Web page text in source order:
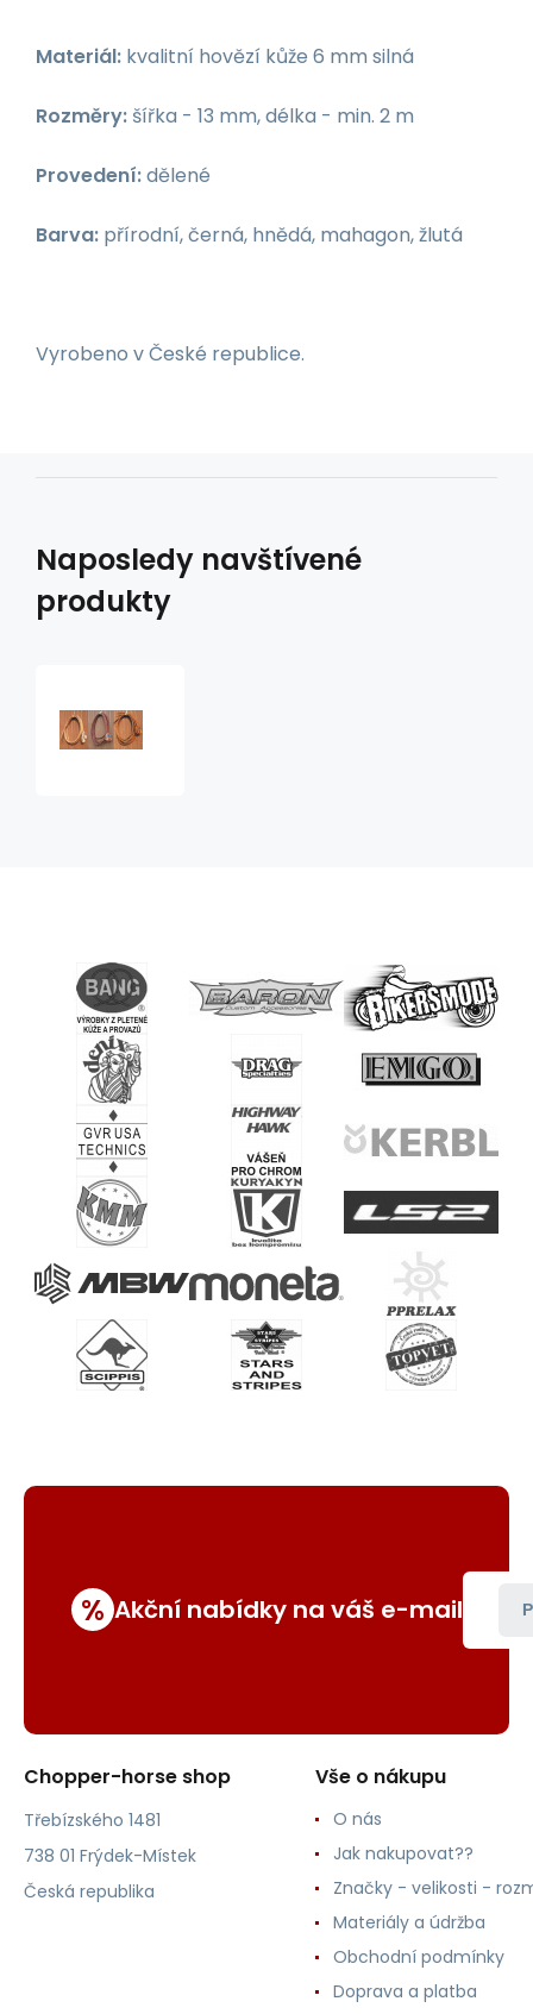
Materiál: kvalitní hovězí kůže 6 mm silná
Rozměry: šířka - 13 mm, délka - min. 2 m
Provedení:dělené
Barva: přírodní, černá, hnědá, mahagon, žlutá
Vyrobeno v České republice.
Naposledy navštívené
produkty
% Akční nabídky na váš e-mail
Chopper-horse shop
Třebízského 1481
738 01 Frýdek-Místek
Česká republika
Vše o nákupu
O nás
Jak nakupovat??
Značky - velikosti -
Materiály a údržba
Obchodní podmínky
Doprava a platba